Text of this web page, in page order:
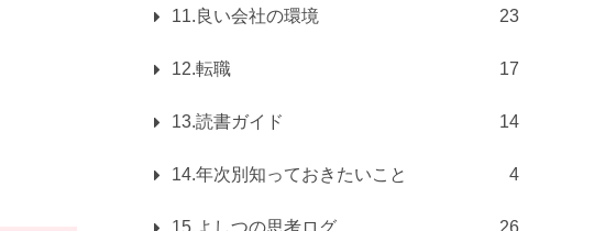
11.良い会社の環境 23
12.転職 17
13.読書ガイド 14
14.年次別知っておきたいこと 4